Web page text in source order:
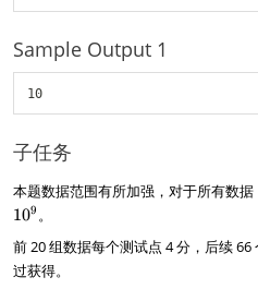
,
_
n
Sample Output 1
10
子任务
本题数据范围有所加强，对于所有数据
109 。
前 20 组数据每个测试点 4 分，后续
过获得。